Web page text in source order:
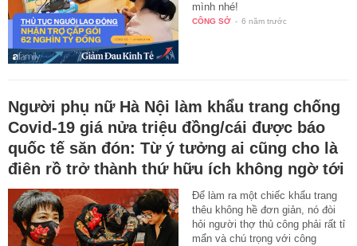
mình nhé!
CÔNG SỞ - 6 năm trước
Người phụ nữ Hà Nội làm khẩu trang chống
Covid-19 giá nửa triệu đồng/cái được báo
quốc tế săn đón: Từ ý tưởng ai cũng cho là
điên rồ trở thành thứ hữu ích không ngờ tới
Để làm ra một chiếc khẩu trang
thêu không hề đơn giản, nó đòi
hỏi người thợ thủ công phải rất tỉ
mẩn và chú trọng với công